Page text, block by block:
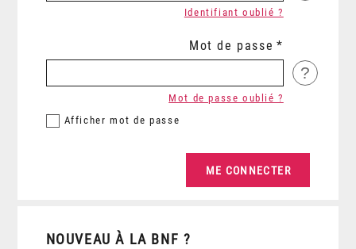
Identifiant oublié ?
Mot de passe
?
Afficher mot de passe
Mot de passe oublié ?
NOUVEAU À LA BNF ?